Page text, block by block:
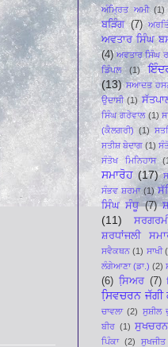
ਅੰਮ੍ਰਿਤ ਅਮੀ (1)
ਬੜਿੰਗ (7)
ਅਵਤਾਰ ਸਿੰਘ
(4) ਅਵਤਾਰ ਸਿੰਘ
ਡਿੰਪਲ
(1)
(13) ਸਆਦਤ
ਉਦਾਸੀ (1)
ਸਿੰਘ ਗਰੇਵਾਲ (1)
(ਕੈਲਗਰੀ) (1)
ਸਤੀਸ਼ ਬੇਦਾਗ (1)
ਸੰਤੋਖ ਮਿਨਿਹਾਸ
ਸਮਾਰੋਹ (17)
ਸੰਭਵ ਸ਼ਰਮਾ (1)
ਸਿੰਘ ਸੰਧੂ (7)
(11)
ਸ਼ਰਧਾਂਜਲੀ
ਸਵੈਕਥਨ (1) ਸਾਖੀ
ਲੰਗੇਆਣਾ (ਡਾ.) (2)
(6) ਸਿ਼ਅਰ (7)
ਸਿ਼ਵਚਰਨ ਜੱਗੀ
ਚਾਵਲਾ (2) ਸੁਸ਼ੀਲ
ਬੀਰ (1)
ਪਿੰਕਾ (2)